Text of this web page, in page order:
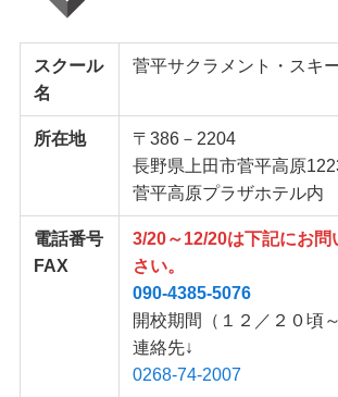
スクール
名
菅平サクラメント・スキ
所在地
〒386－2204
長野県上田市菅平高原
菅平高原プラザホテル内
電話番号
FAX
3/20～12/20は下記にお問
さい。
090-4385-5076
開校期間（１２／２０頃
連絡先↓
0268-74-2007